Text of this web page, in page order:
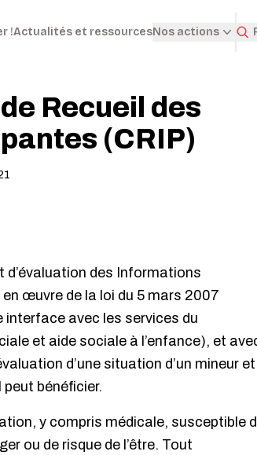
!Actualités et ressourcesNos actions
Recueil des
(CRIP)
d’évaluation des Informations
œuvre de la loi du 5 mars 2007
avec les services du
et aide sociale à l’enfance), et
d’une situation d’un mineur et
bénéficier.
y compris médicale, susceptible
ou de risque de l’être. Tout